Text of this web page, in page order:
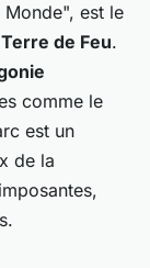
est le
Terre de Feu.
comme le
est un
de la